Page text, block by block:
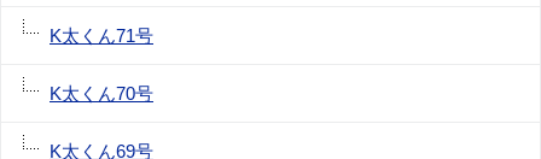
K太くん71号
K太くん70号
K太くん69号